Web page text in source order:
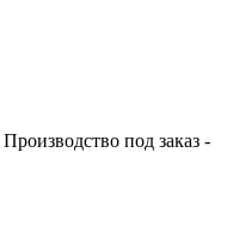
Производство под заказ -